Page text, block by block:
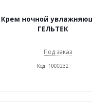
Крем ночной
ГЕЛЬТЕК
Под заказ
Код: 1000232